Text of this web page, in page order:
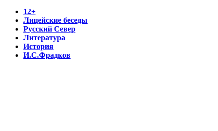
12+
Лицейские беседы
Русский Север
Литература
История
И.С.Фрадков